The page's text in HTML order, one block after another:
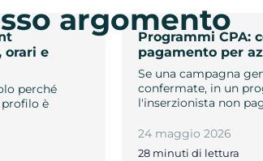
orari e
perché
profilo è
Programmi CPA:
pagamento per
Se una campagna
confermate, in un
l'inserzionista non
24 maggio 2026
28 minuti di lettura
argomento